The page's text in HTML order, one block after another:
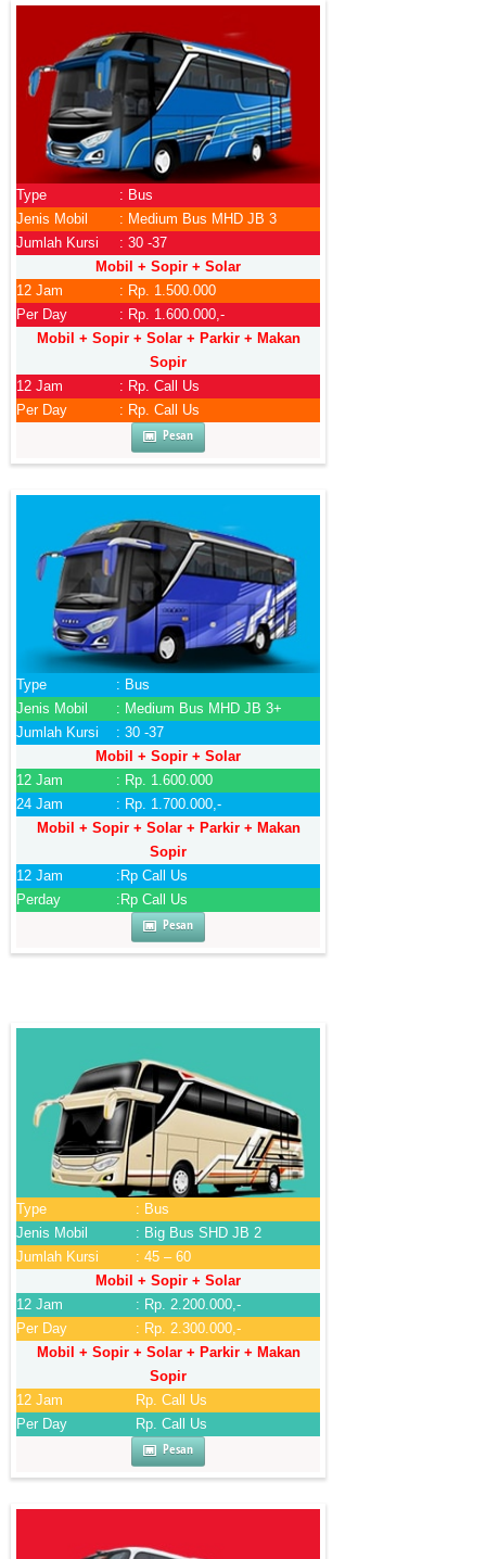
Type
: Bus
Jenis Mobil
: Medium Bus MHD JB 3
Jumlah Kursi
: 30 -37
Mobil + Sopir + Solar
12 Jam
: Rp. 1.500.000
Per Day
: Rp. 1.600.000,-
Mobil + Sopir + Solar + Parkir + Makan
Sopir
12 Jam
: Rp. Call Us
Per Day
: Rp. Call Us
Pesan
Type
: Bus
Jenis Mobil
: Medium Bus MHD JB 3+
Jumlah Kursi
: 30 -37
Mobil + Sopir + Solar
12 Jam
: Rp. 1.600.000
24 Jam
: Rp. 1.700.000,-
Mobil + Sopir + Solar + Parkir + Makan
Sopir
12 Jam
:Rp Call Us
Perday
:Rp Call Us
Pesan
Type
: Bus
Jenis Mobil
: Big Bus SHD JB 2
Jumlah Kursi
: 45 – 60
Mobil + Sopir + Solar
12 Jam
: Rp. 2.200.000,-
Per Day
: Rp. 2.300.000,-
Mobil + Sopir + Solar + Parkir + Makan
Sopir
12 Jam
Rp. Call Us
Per Day
Rp. Call Us
Pesan